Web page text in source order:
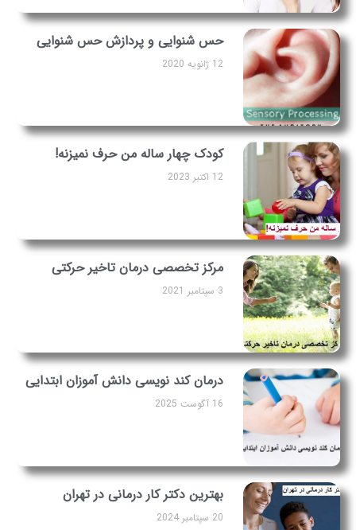
حس شنوایی و پردازش حس شنوایی
12 ژانویه 2020
کودک چهار ساله من حرف نمیزنه!
12 اکتبر 2023
مرکز تخصصی درمان تاخیر حرکتی
3 سپتامبر 2021
درمان کند نویسی دانش آموزان ابتدایی
16 آگوست 2025
بهترین دکتر کار درمانی در تهران
20 سپتامبر 2024